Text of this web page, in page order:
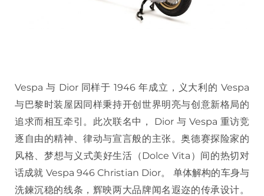
Vespa 与 Dior 同样于 1946 年成立，义大利的 Vespa
与巴黎时装屋因同样秉持开创世界明亮与创意新格局的
追求而相互牵引。此次联名中， Dior 与 Vespa 重访竞
逐自由的精神、律动与宣言般的主张。奥德赛探险家的
风格、梦想与义式美好生活（Dolce Vita）间的热切对
话成就 Vespa 946 Christian Dior。 单体解构的车身与
洗鍊沉稳的线条，辉映两大品牌闻名遐迩的传承设计。